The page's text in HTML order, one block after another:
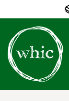
de hoofdinhoud
Naar deNaar de